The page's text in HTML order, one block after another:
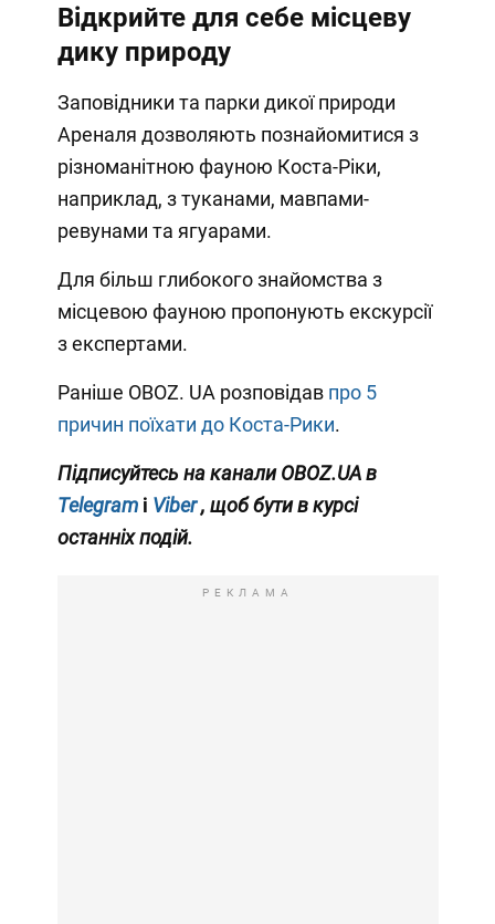
Відкрийте для себе місцеву
дику природу
Заповідники та парки дикої природи
Ареналя дозволяють познайомитися з
різноманітною фауною Коста-Ріки,
наприклад, з туканами, мавпами-
ревунами та ягуарами.
Для більш глибокого знайомства з
місцевою фауною пропонують екскурсії
з експертами.
Раніше OBOZ. UA розповідав про 5
причин поїхати до Коста-Рики.
Підписуйтесь на канали OBOZ.UA в
Telegram і Viber , щоб бути в курсі
останніх подій.
РЕКЛАМА